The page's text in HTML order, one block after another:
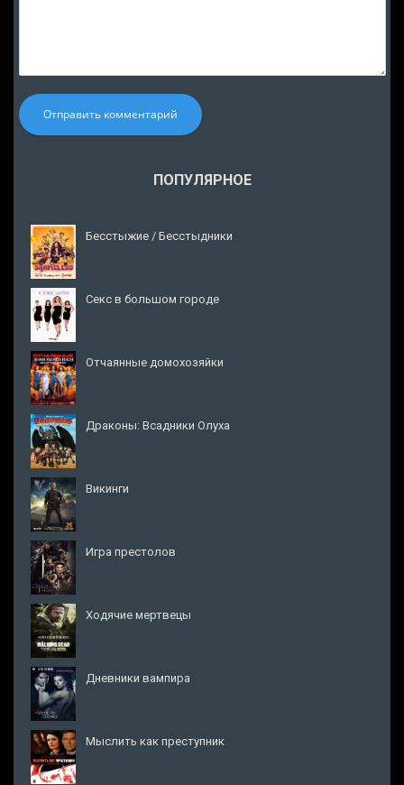
Отправить комментарий
ПОПУЛЯРНОЕ
Бесстыжие / Бесстыдники
Секс в большом городе
Отчаянные домохозяйки
Драконы: Всадники Олуха
Викинги
Игра престолов
Ходячие мертвецы
Дневники вампира
Мыслить как преступник